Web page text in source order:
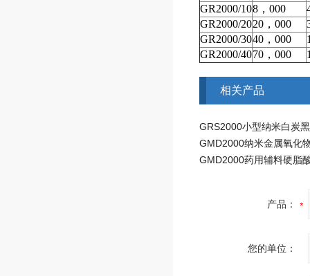
GR2000/108，000
GR2000/2020，000
GR2000/3040，000
GR2000/4070，000
相关产品
产品：
您的单位：